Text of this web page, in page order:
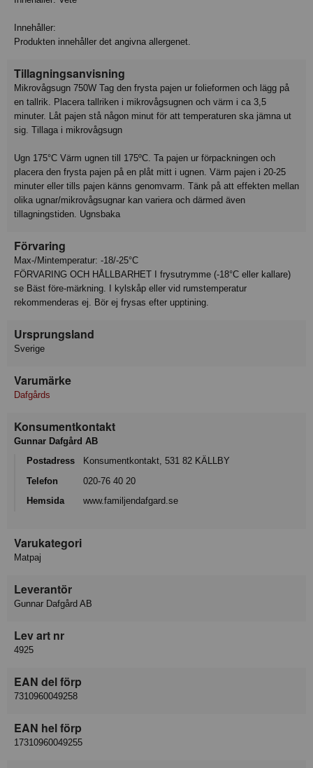
Innehåller:
Produkten innehåller det angivna allergenet.
Tillagningsanvisning
Mikrovågsugn 750W Tag den frysta pajen ur folieformen och lägg på
en tallrik. Placera tallriken i mikrovågsugnen och värm i ca 3,5
minuter. Låt pajen stå någon minut för att temperaturen ska jämna ut
sig. Tillaga i mikrovågsugn
Ugn 175°C Värm ugnen till 175ºC. Ta pajen ur förpackningen och
placera den frysta pajen på en plåt mitt i ugnen. Värm pajen i 20-25
minuter eller tills pajen känns genomvarm. Tänk på att effekten mellan
olika ugnar/mikrovågsugnar kan variera och därmed även
tillagningstiden. Ugnsbaka
Förvaring
Max-/Mintemperatur: -18/-25°C
FÖRVARING OCH HÅLLBARHET I frysutrymme (-18°C eller kallare)
se Bäst före-märkning. I kylskåp eller vid rumstemperatur
rekommenderas ej. Bör ej frysas efter upptining.
Ursprungsland
Sverige
Varumärke
Dafgårds
Konsumentkontakt
Gunnar Dafgård AB
Postadress
Konsumentkontakt, 531 82 KÄLLBY
Telefon
020-76 40 20
Hemsida
www.familjendafgard.se
Varukategori
Matpaj
Leverantör
Gunnar Dafgård AB
Lev art nr
4925
EAN del förp
7310960049258
EAN hel förp
17310960049255